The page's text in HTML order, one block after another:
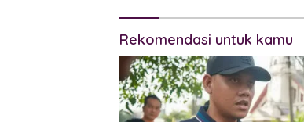
Rekomendasi untuk kamu